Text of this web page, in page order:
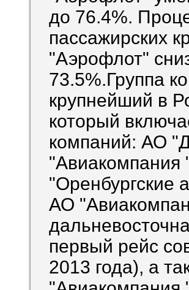
до 76.4%.
пассажирских
"Аэрофлот"
73.5%.Группа
крупнейший в
который
компаний: АО
"Авиакомпания
"Оренбургские
АО
первый рейс
2013 года), а